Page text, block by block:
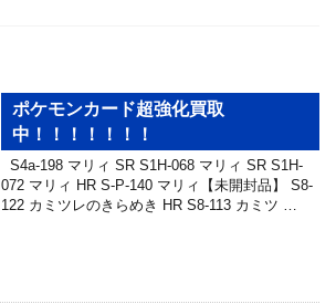
ポケモンカード超強化買取
中！！！！！！！
S4a-198 マリィ SR S1H-068 マリィ SR S1H-
072 マリィ HR S-P-140 マリィ【未開封品】 S8-
122 カミツレのきらめき HR S8-113 カミツ …